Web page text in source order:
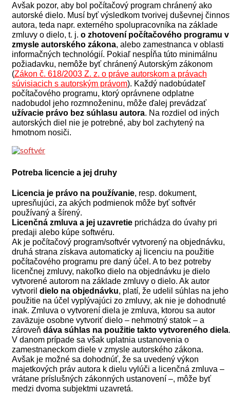
Avšak pozor, aby bol počítačový program chránený ako
autorské dielo. Musí byť výsledkom tvorivej duševnej
autora, teda napr. externého spolupracovníka na základe
zmluvy o dielo, t. j. o zhotovení počítačového programu v
zmysle autorského zákona, alebo zamestnanca v oblasti
informačných technológií. Pokiaľ nespĺňa túto minimálnu
požiadavku, nemôže byť chránený Autorským zákonom
(Zákon č. 618/2003 Z. z. o práve autorskom a právach
súvisiacich s autorským právom). Každý nadobúdateľ
počítačového programu, ktorý oprávnene odplatne
nadobudol jeho rozmnoženinu, môže ďalej prevádzať
užívacie právo bez súhlasu autora. Na rozdiel od iných
autorských diel nie je potrebné, aby bol zachytený na
hmotnom nosiči.
Potreba licencie a jej druhy
Licencia je právo na používanie, resp. dokument,
upresňujúci, za akých podmienok môže byť softvér
používaný a šírený.
Licenčná zmluva a jej uzavretie prichádza do úvahy pri
predaji alebo kúpe softwéru.
Ak je počítačový program/softvér vytvorený na objednávku,
druhá strana získava automaticky aj licenciu na použitie
počítačového programu pre daný účel. A to bez potreby
licenčnej zmluvy, nakoľko dielo na objednávku je dielo
vytvorené autorom na základe zmluvy o dielo. Ak autor
vytvoril dielo na objednávku, platí, že udelil súhlas na jeho
použitie na účel vyplývajúci zo zmluvy, ak nie je dohodnuté
inak. Zmluva o vytvorení diela je zmluva, ktorou sa autor
zaväzuje osobne vytvoriť dielo – nehmotný statok – a
zároveň dáva súhlas na použitie takto vytvoreného diela.
V danom prípade sa však uplatnia ustanovenia o
zamestnaneckom diele v zmysle autorského zákona.
Avšak je možné sa dohodnúť, že sa uvedený výkon
majetkových práv autora k dielu vylúči a licenčná zmluva –
vrátane príslušných zákonných ustanovení –, môže byť
medzi dvoma subjektmi uzavretá.